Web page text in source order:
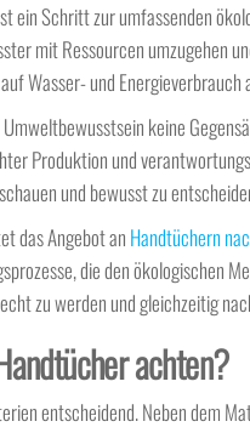
ein Schritt zur umfassenden
mit Ressourcen umzugehen
Wasser- und Energieverbrauch
keine
Produktion und
und bewusst zu
das Angebot an Handtüchern
die den ökologischen
zu werden und gleichzeitig
achten?
entscheidend. Neben dem